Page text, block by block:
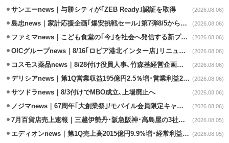
サンエーnews｜与勝シティが｢ZEB Ready｣認証を取得 (2026.08.06)
島忠news｜家計応援企画｢爆安挑戦セール｣第7弾8/5から開催 (2026.08.06)
ファミマnews｜こども食堂の｢今｣を社会へ発信する新プロジェクト始動 (2026.08.06)
OICグループnews｜8/16｢ロピア港北インター店｣リニューアル/食品売場拡大 (2026.08.06)
コスモス薬品news｜8/28付け役員人事､竹森基経営企画部長が昇格 (2026.08.06)
デリシアnews｜第1Q営業収益195億円2.5％増･営業利益27.8%減 (2026.08.06)
サツドラnews｜8/3付けでMBO成立､上場廃止へ (2026.08.06)
ノジマnews｜67周年｢大創業祭｣/モバイル会員限定キャンペーン実施 (2026.08.06)
7月百貨店売上速報｜三越伊勢丹･阪急阪神･高島屋の3社は増収 (2026.08.05)
エディオンnews｜第1Q売上高2015億円9.9%増･経常利益127.5%増 (2026.08.05)